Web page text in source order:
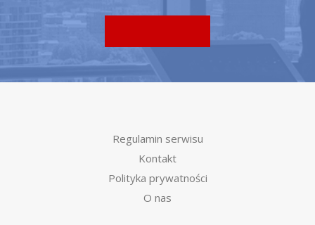
Regulamin serwisu
Kontakt
Polityka prywatności
O nas